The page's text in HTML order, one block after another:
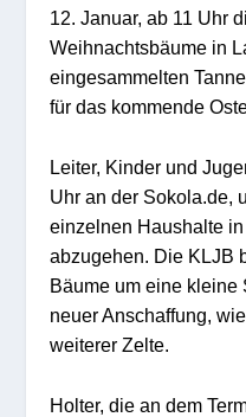
12. Januar, ab 11 Uhr
Weihnachtsbäume in
eingesammelten
für das kommende
Leiter, Kinder und
Uhr an der Sokola.de,
einzelnen Haushalte
abzugehen. Die KLJB
Bäume um eine kleine
neuer Anschaffung,
weiterer Zelte.
Holter, die an dem